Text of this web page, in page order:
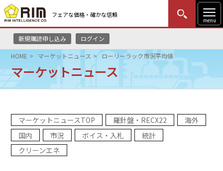
フェアな価格・確かな信頼
menu
新規購読申し込み ログイン
MENU
はじめての方
HOME
リムレポート
メソドロジー
HOME マーケットニュース ローリーラック市況平均値
マーケットニュース
マーケットニュースTOP 羅針盤・RECX22
海外
国内
市況 ボイス・入札
統計
クリーンエネ